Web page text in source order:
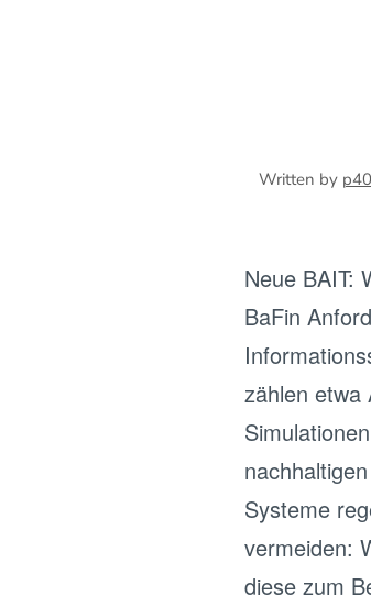
Written by
Neue BAIT:
BaFin
zählen etwa
Systeme
vermeiden:
diese zum